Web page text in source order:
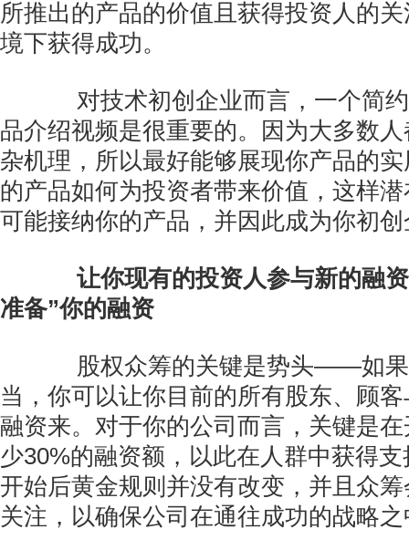
所推出的产品的价值且获得投资人的
境下获得成功。
对技术初创企业而言，一个简约
品介绍视频是很重要的。因为大多数
杂机理，所以最好能够展现你产品的
的产品如何为投资者带来价值，这样
可能接纳你的产品，并因此成为你初
让你现有的投资人参与新的融
准备”你的融资
股权众筹的关键是势头——如果
当，你可以让你目前的所有股东、顾
融资来。对于你的公司而言，关键是
少30%的融资额，以此在人群中获得
开始后黄金规则并没有改变，并且众
关注，以确保公司在通往成功的战略